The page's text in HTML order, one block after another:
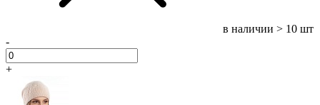
в наличии > 10 шт
-
+